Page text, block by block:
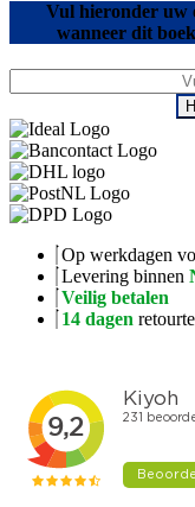
Vul hieronder uw
wanneer dit
Op werkdagen
Levering binnen
Veilig betalen
14 dagen